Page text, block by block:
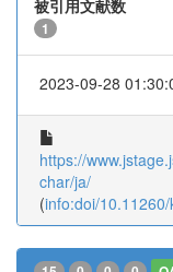
被引用文献数
1
2023-09-28
https://
char/ja/
(info:doi/